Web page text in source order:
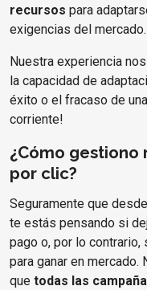
recursos para
exigencias del mercado.
Nuestra experiencia
la capacidad de
éxito o el fracaso de
corriente!
¿Cómo gestiono
por clic?
Seguramente que
te estás pensando si
pago o, por lo
para ganar en mercado.
que todas las